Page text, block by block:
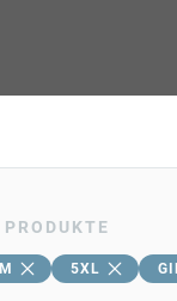
PRODUKTE
M 5XL